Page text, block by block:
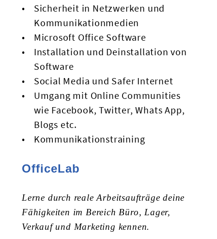
Sicherheit in Netzwerken und
Kommunikationmedien
Microsoft Office Software
Installation und Deinstallation von
Software
Social Media und Safer Internet
Umgang mit Online Communities
wie Facebook, Twitter, Whats App,
Blogs etc.
Kommunikationstraining
OfficeLab
Lerne durch reale Arbeitsaufträge deine
Fähigkeiten im Bereich Büro, Lager,
Verkauf und Marketing kennen.